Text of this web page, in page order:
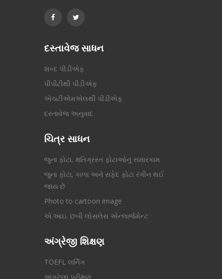
દસ્તાવેજ સાધન
શબ્દ પીડીએફ
પીપીટીથી પીડીએફ
એચટીએમએલથી પીડીએફ
દસ્તાવેજ અનુવાદ
ચિત્ર સાધન
જુના ફોટા, ક્ષતિગ્રસ્ત ફોટાઓનું સમારકામ
જુના ફોટા, કાળા અને સફેદ ફોટા રંગીન થઈ
જાય છે
Photo to cartoon image
એ.આઇ. છબી લોસલેસ એન્લાર્જમેન્ટ
અંગ્રેજી શિક્ષણ
TOEFL લર્નિંગ
અંગ્રેજી પરીક્ષણ